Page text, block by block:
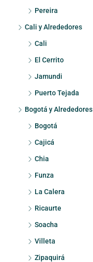
Pereira
Cali y Alrededores
Cali
El Cerrito
Jamundi
Puerto Tejada
Bogotá y Alrededores
Bogotá
Cajicá
Chia
Funza
La Calera
Ricaurte
Soacha
Villeta
Zipaquirá